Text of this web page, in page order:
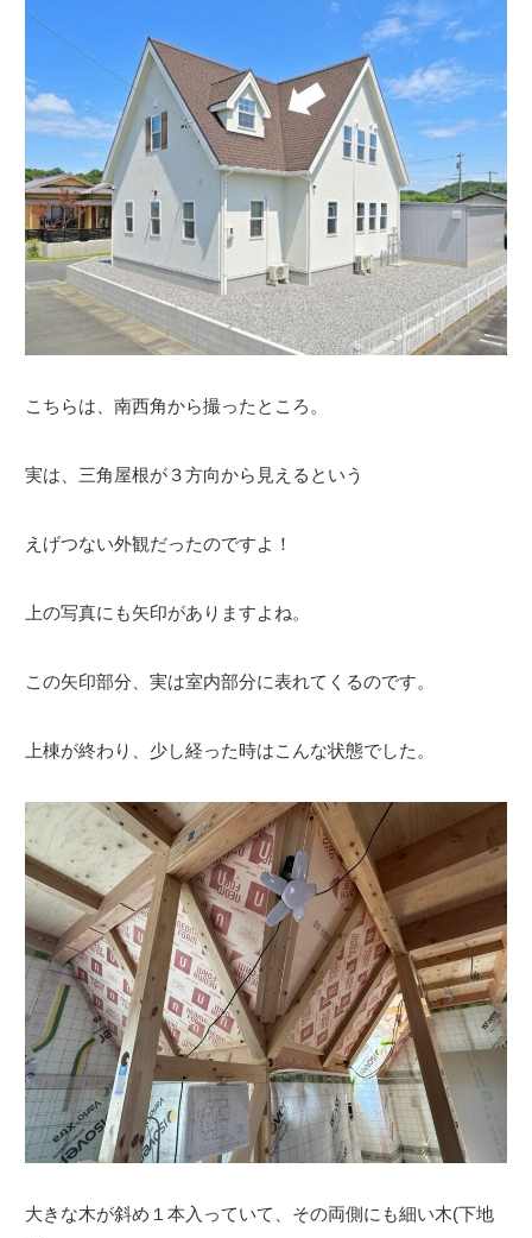
こちらは、南西角から撮ったところ。
実は、三角屋根が３方向から見えるという
えげつない外観だったのですよ！
上の写真にも矢印がありますよね。
この矢印部分、実は室内部分に表れてくるのです。
上棟が終わり、少し経った時はこんな状態でした。
大きな木が斜め１本入っていて、その両側にも細い木(下地